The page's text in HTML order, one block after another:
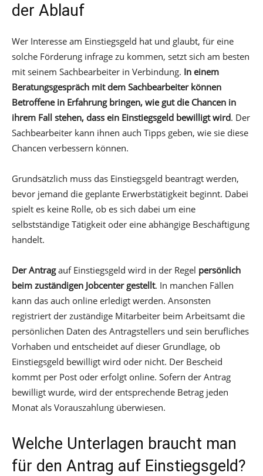
der Ablauf
Wer Interesse am Einstiegsgeld hat und glaubt, für eine
solche Förderung infrage zu kommen, setzt sich am besten
mit seinem Sachbearbeiter in Verbindung. In einem
Beratungsgespräch mit dem Sachbearbeiter können
Betroffene in Erfahrung bringen, wie gut die Chancen in
ihrem Fall stehen, dass ein Einstiegsgeld bewilligt wird. Der
Sachbearbeiter kann ihnen auch Tipps geben, wie sie diese
Chancen verbessern können.
Grundsätzlich muss das Einstiegsgeld beantragt werden,
bevor jemand die geplante Erwerbstätigkeit beginnt. Dabei
spielt es keine Rolle, ob es sich dabei um eine
selbstständige Tätigkeit oder eine abhängige Beschäftigung
handelt.
Der Antragauf Einstiegsgeld wird in der Regel persönlich
beim zuständigen Jobcenter gestellt. In manchen Fällen
kann das auch online erledigt werden. Ansonsten
registriert der zuständige Mitarbeiter beim Arbeitsamt die
persönlichen Daten des Antragstellers und sein berufliches
Vorhaben und entscheidet auf dieser Grundlage, ob
Einstiegsgeld bewilligt wird oder nicht. Der Bescheid
kommt per Post oder erfolgt online. Sofern der Antrag
bewilligt wurde, wird der entsprechende Betrag jeden
Monat als Vorauszahlung überwiesen.
Welche Unterlagen braucht man
für den Antrag auf Einstiegsgeld?